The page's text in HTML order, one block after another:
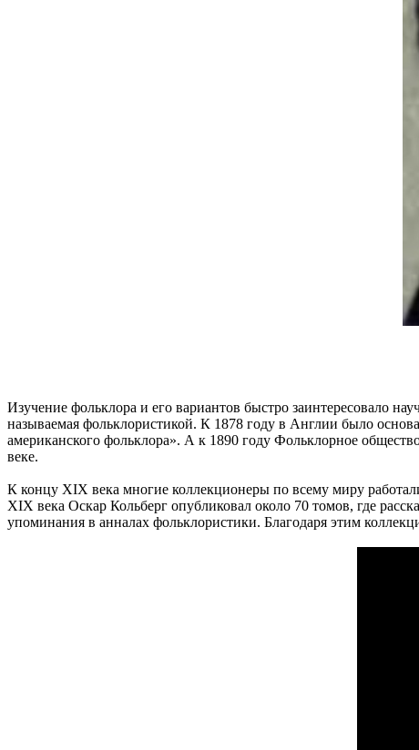
Изучение фольклора и его вариантов быстро заинтересовало
называемая фольклористикой. К 1878 году в Англии было
американского фольклора». А к 1890 году Фольклорное
веке.
К концу XIX века многие коллекционеры по всему миру
XIX века Оскар Кольберг опубликовал около 70 томов, где
упоминания в анналах фольклористики. Благодаря этим